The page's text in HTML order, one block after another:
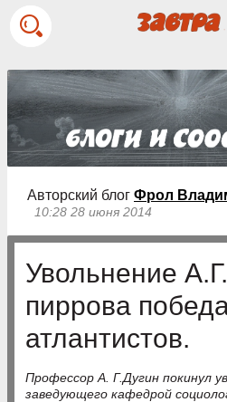
Авторский блог Фрол
10:28 28 июня 2014
Увольнение
пиррова
атлантистов.
Профессор А. Г.Дугин покинул
заведующего кафедрой